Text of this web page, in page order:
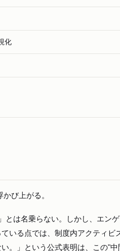
化
び上がる。
とは名乗らない。しかし、エンゲ
いる点では、制度内アクティビ
。」という公式表明は、この"中